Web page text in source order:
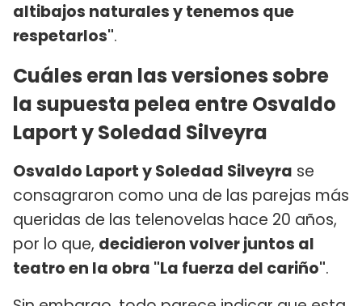
altibajos naturales y tenemos que
respetarlos".
Cuáles eran las versiones sobre
la supuesta pelea entre Osvaldo
Laport y Soledad Silveyra
Osvaldo Laport y Soledad Silveyra se
consagraron como una de las parejas más
queridas de las telenovelas hace 20 años,
por lo que, decidieron volver juntos al
teatro en la obra "La fuerza del cariño".